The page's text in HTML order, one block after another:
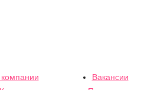
Вакансии